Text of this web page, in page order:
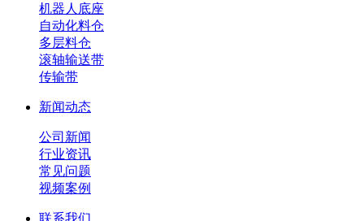
机器人底座
自动化料仓
多层料仓
滚轴输送带
传输带
新闻动态
公司新闻
行业资讯
常见问题
视频案例
联系我们